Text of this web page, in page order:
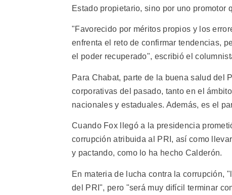
Estado propietario, sino por uno promotor
"Favorecido por méritos propios y los
enfrenta el reto de confirmar tendencias,
el poder recuperado", escribió el
Para Chabat, parte de la buena salud del
corporativas del pasado, tanto en el
nacionales y estaduales. Además, es el
Cuando Fox llegó a la presidencia
corrupción atribuida al PRI, así como
y pactando, como lo ha hecho Calderón.
En materia de lucha contra la corrupción,
del PRI", pero "será muy difícil terminar